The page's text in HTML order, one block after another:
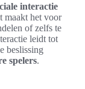
interactie
maakt het voor
of zelfs te
leidt tot
beslissing
spelers.